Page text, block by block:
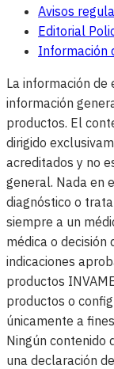
Avisos
Editorial
Información
La información
información
productos. El
dirigido
acreditados y no
general. Nada en
diagnóstico o
siempre a un
médica o
indicaciones
productos
productos o
únicamente a
Ningún contenido
una declaración